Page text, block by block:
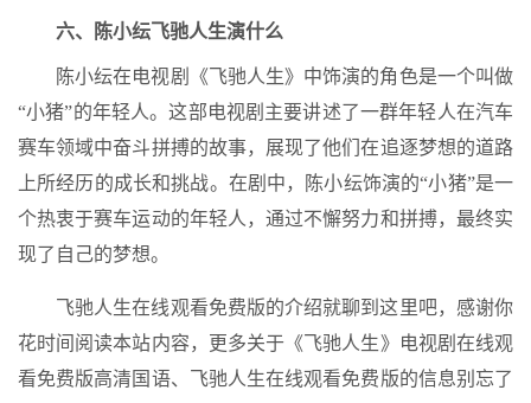
六、陈小纭飞驰人生演什么
陈小纭在电视剧《飞驰人生》中饰演的角色是一个叫做
“小猪”的年轻人。这部电视剧主要讲述了一群年轻人在汽车
赛车领域中奋斗拼搏的故事，展现了他们在追逐梦想的道路
上所经历的成长和挑战。在剧中，陈小纭饰演的“小猪”是一
个热衷于赛车运动的年轻人，通过不懈努力和拼搏，最终实
现了自己的梦想。
飞驰人生在线观看免费版的介绍就聊到这里吧，感谢你
花时间阅读本站内容，更多关于《飞驰人生》电视剧在线观
看免费版高清国语、飞驰人生在线观看免费版的信息别忘了